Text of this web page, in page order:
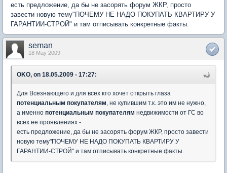
есть предложение, да бы не засорять форум ЖКР, просто
завести новую тему"ПОЧЕМУ НЕ НАДО ПОКУПАТЬ КВАРТИРУ У
ГАРАНТИИ-СТРОЙ" и там отписывать конкретные факты.
seman
18 May 2009
OKO, on 18.05.2009 - 17:27:
Для Всезнающего и для всех кто хочет открыть глаза
потенциальным покупателям , не купившим т.к. это им не нужно,
а именно потенциальным покупателям недвижимости от ГС во
всех ее проявлениях -
есть предложение, да бы не засорять форум ЖКР, просто завести
новую тему"ПОЧЕМУ НЕ НАДО ПОКУПАТЬ КВАРТИРУ У
ГАРАНТИИ-СТРОЙ" и там отписывать конкретные факты.